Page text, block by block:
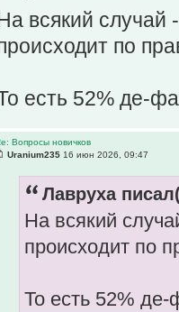
всякий случай
по
есть 52% де-
Вопросы новичков
Uranium235 16 июн 2026, 09:47
Лавруха
На всякий
происходит по
То есть 52% де-